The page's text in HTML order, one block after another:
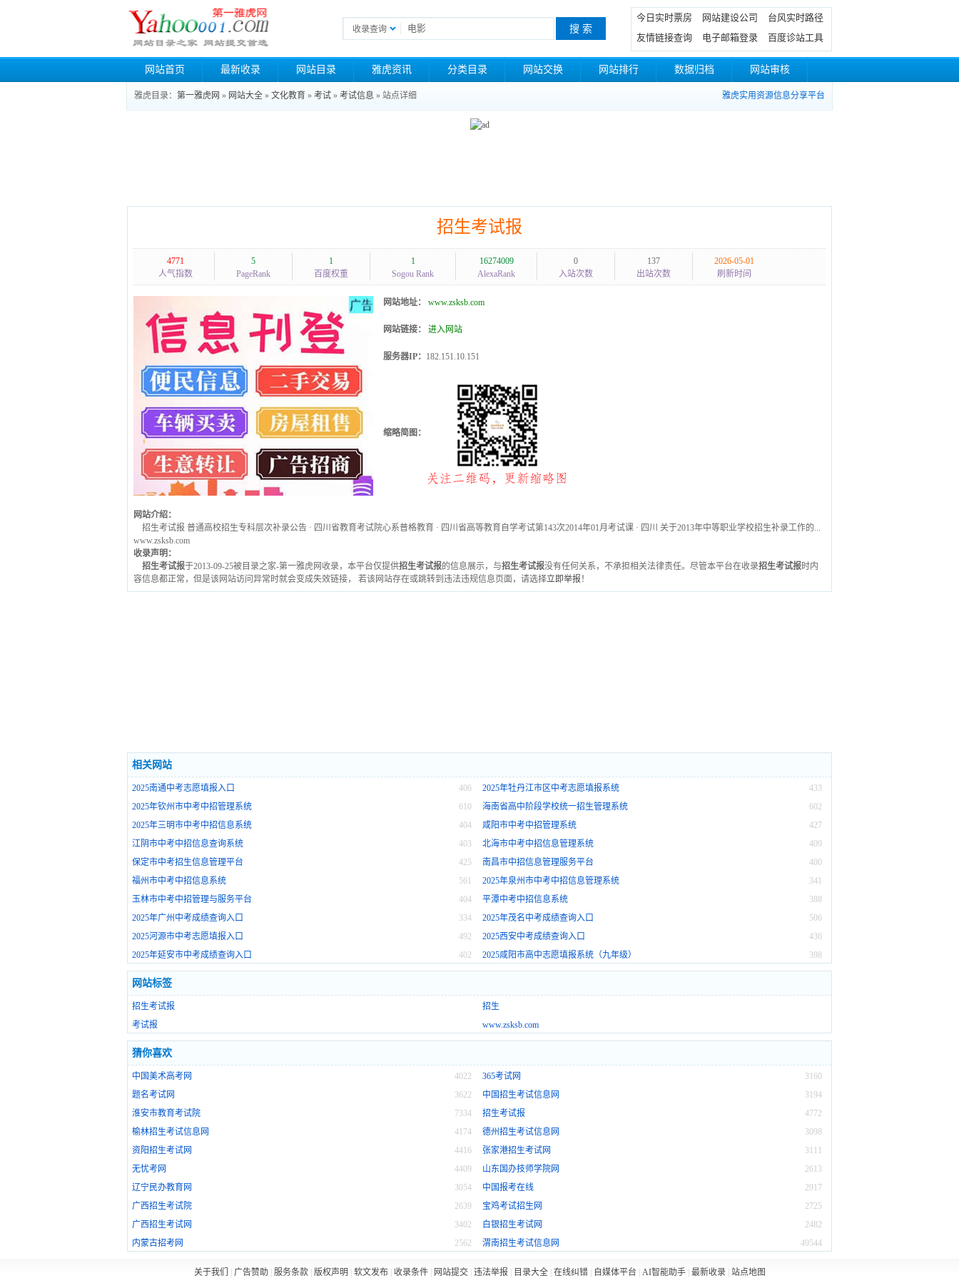
收录查询
今日实时票房 网站建设公司
台风实时路径
友情链接查询
电子邮箱登录 百度诊站工具
网站首页 最新收录 网站目录 雅虎资讯 分类目录 网站交换 网站排行 数据归档 网站审核
雅虎目录： 第一雅虎网 » 网站大全 » 文化教育 » 考试 » 考试信息 » 站点详细 雅虎实用资源信息分享平台
招生考试报
4771
人气指数
5
PageRank
1
百度权重
1
Sogou Rank
16274009
AlexaRank
0
入站次数
137
出站次数
2026-05-01
刷新时间
网站地址： www.zsksb.com
网站链接： 进入网站
服务器IP： 182.151.10.151
缩略简图：
网站介绍：
招生考试报 普通高校招生专科层次补录公告 · 四川省教育考试院心系普格教育 · 四川省高等教育自学考试第143次2014年01月考试课 · 四川 关于2013年中等职业学校招生补录工作的...
www.zsksb.com
收录声明：
招生考试报于2013-09-25被目录之家-第一雅虎网收录，本平台仅提供招生考试报的信息展示，与招生考试报没有任何关系，不承担相关法律责任。尽管本平台在收录招生考试报时内
容信息都正常，但是该网站访问异常时就会变成失效链接， 若该网站存在或跳转到违法违规信息页面，请选择立即举报 ！
相关网站
406
2025南通中考志愿填报入口 433
2025年牡丹江市区中考志愿填报系统
610
2025年钦州市中考中招管理系统 602
海南省高中阶段学校统一招生管理系统
404
2025年三明市中考中招信息系统 427
咸阳市中考中招管理系统
403
江阴市中考中招信息查询系统 409
北海市中考中招信息管理系统
425
保定市中考招生信息管理平台 400
南昌市中招信息管理服务平台
561
福州市中考中招信息系统 341
2025年泉州市中考中招信息管理系统
404
玉林市中考中招管理与服务平台 388
平潭中考中招信息系统
334
2025年广州中考成绩查询入口 506
2025年茂名中考成绩查询入口
492
2025河源市中考志愿填报入口 436
2025西安中考成绩查询入口
402
2025年延安市中考成绩查询入口 398
2025咸阳市高中志愿填报系统（九年级）
网站标签
招生考试报
招生
考试报
www.zsksb.com
猜你喜欢
4022
中国美术高考网 3160
365考试网
3622
题名考试网 3194
中国招生考试信息网
7334
淮安市教育考试院 4772
招生考试报
4174
榆林招生考试信息网 3098
德州招生考试信息网
4416
资阳招生考试网 3111
张家港招生考试网
4409
无忧考网 2613
山东国办技师学院网
3054
辽宁民办教育网 2917
中国报考在线
2639
广西招生考试院 2725
宝鸡考试招生网
3402
广西招生考试网 2482
白银招生考试网
2562
内蒙古招考网 49544
渭南招生考试信息网
关于我们 广告赞助| 服务条款| 版权声明 软文发布| 收录条件| 网站提交| 违法举报 目录大全| 在线纠错| 自媒体平台 AI智能助手| 最新收录| 站点地图